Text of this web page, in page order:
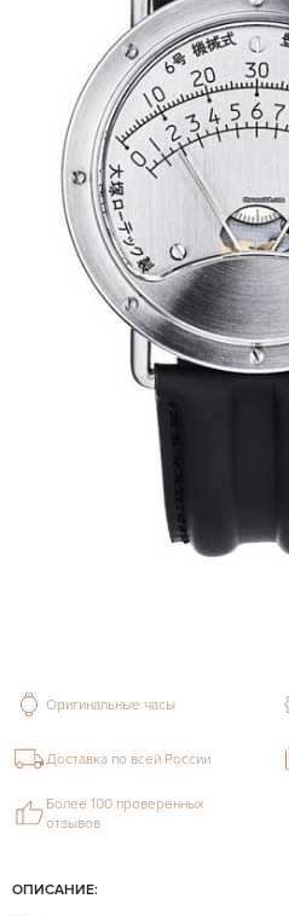
ОПИСАНИЕ:
Оригинальные часы
Доставка по всей России
Более 100 проверенных
отзывов